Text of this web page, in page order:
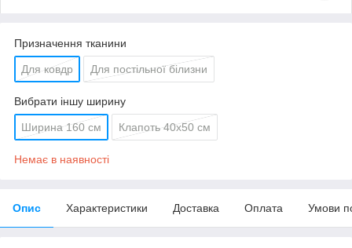
Призначення тканини
Для ковдр Для постільної білизни
Вибрати іншу ширину
Ширина 160 см Клапоть 40х50 см
Немає в наявності
Опис Характеристики Доставка Оплата Умови